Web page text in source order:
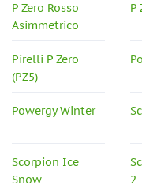
P Zero Rosso
Asimmetrico
P
Pirelli P Zero
(PZ5)
Powergy Winter
Scorpion Ice
Snow
2